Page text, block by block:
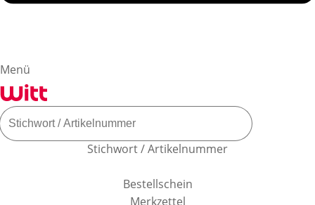
Menü
Stichwort / Artikelnummer
Bestellschein
Merkzettel